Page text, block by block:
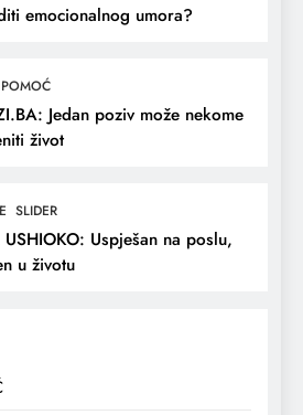
emocionalnog umora?
Jedan poziv može nekome
život
SLIDER
USHIOKO: Uspješan na poslu,
u životu